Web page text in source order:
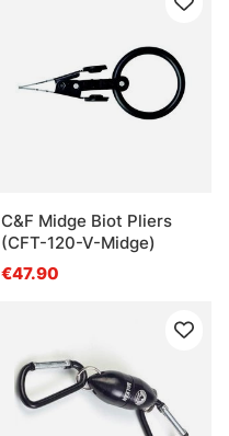
C&F Midge Biot Pliers
(CFT-120-V-Midge)
€47.90